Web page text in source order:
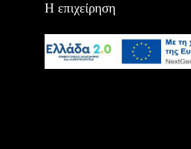
Η επιχείρηση